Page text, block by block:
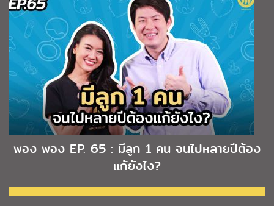
พอง พอง EP. 65 : มีลูก 1 คน จนไปหลายปีต้อง
แก้ยังไง?